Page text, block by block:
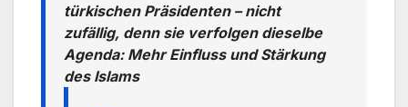
türkischen Präsidenten – nicht
zufällig, denn sie verfolgen dieselbe
Agenda: Mehr Einfluss und Stärkung
des Islams